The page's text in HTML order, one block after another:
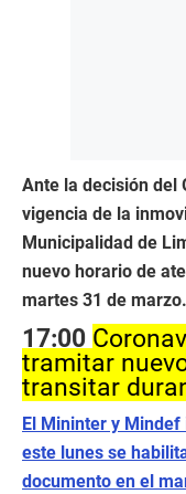
Ante la decisión del
vigencia de la
Municipalidad de
nuevo horario de
martes 31 de marzo.
17:00
tramitar
transitar
El Mininter y
este lunes se
documento en el